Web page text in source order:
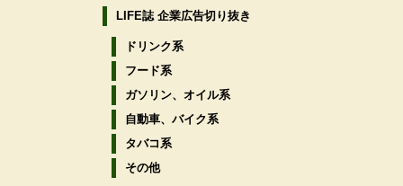
LIFE誌 企業広告切り抜き
ドリンク系
フード系
ガソリン、オイル系
自動車、バイク系
タバコ系
その他